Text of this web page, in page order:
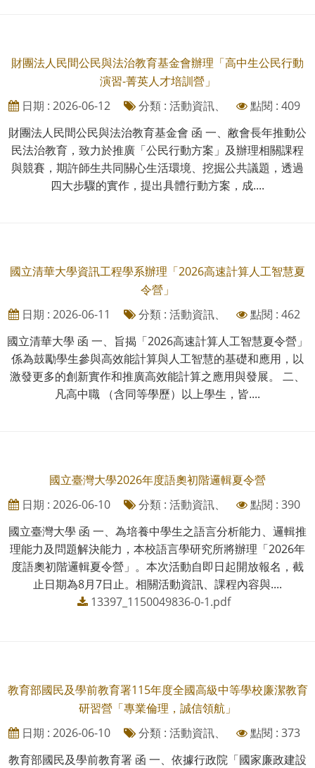
財團法人民間公民與法治教育基金會辦理「高中生公民行動
演習-菁英人才培訓營」
日期 : 2026-06-12
分類 : 活動資訊、
點閱 : 409
財團法人民間公民與法治教育基金會 函 一、敝會長年推動公
民法治教育，致力於推廣「公民行動方案」及辦理相關課程
與競賽，期許師生共同關心生活環境、挖掘公共議題，透過
四大步驟的實作，提出具體行動方案，成....
國立清華大學資訊工程學系辦理「2026高速計算人工智慧夏
令營」
日期 : 2026-06-11
分類 : 活動資訊、
點閱 : 462
國立清華大學 函 一、旨揭「2026高速計算人工智慧夏令營」
係為鼓勵學生參與高效能計算與人工智慧的基礎和應用，以
激發更多的創新實作和推廣高效能計算之應用與發展。 二、
凡高中職 （含同等學歷）以上學生，皆....
國立臺灣大學2026年度語奧初階邏輯夏令營
日期 : 2026-06-10
分類 : 活動資訊、
點閱 : 390
國立臺灣大學 函 一、為培養中學生之語言分析能力、邏輯推
理能力及問題解決能力，本校語言學研究所將辦理「2026年
度語奧初階邏輯夏令營」。本次活動自即日起開放報名，截
止日期為8月7日止。相關活動資訊、課程內容與....
13397_1150049836-0-1.pdf
教育部國民及學前教育署115年度全國高級中等學校廉潔教育
研習營「專業倫理，誠信領航」
日期 : 2026-06-10
分類 : 活動資訊、
點閱 : 373
教育部國民及學前教育署 函 一、依據行政院「國家廉政建設